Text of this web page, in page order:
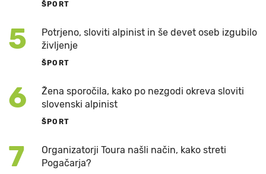
ŠPORT
5
Potrjeno, sloviti alpinist in še devet oseb izgubilo
življenje
ŠPORT
6
Žena sporočila, kako po nezgodi okreva sloviti
slovenski alpinist
ŠPORT
7
Organizatorji Toura našli način, kako streti
Pogačarja?